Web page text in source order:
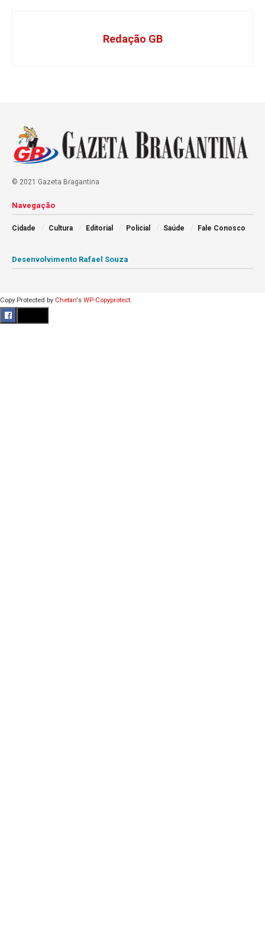
Redação GB
© 2021 Gazeta Bragantina
Navegação
Cidade Cultura Editorial Policial Saúde Fale Conosco
Desenvolvimento Rafael Souza
Copy Protected by Chetan's WP-Copyprotect.